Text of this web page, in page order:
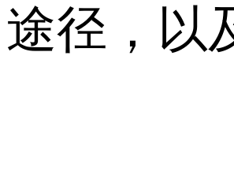
途径，以